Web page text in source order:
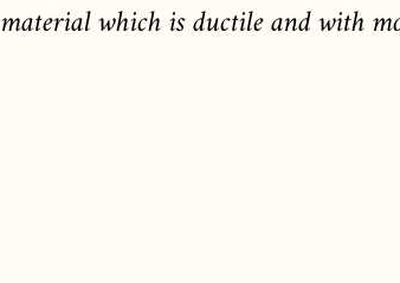
material which is ductile and with